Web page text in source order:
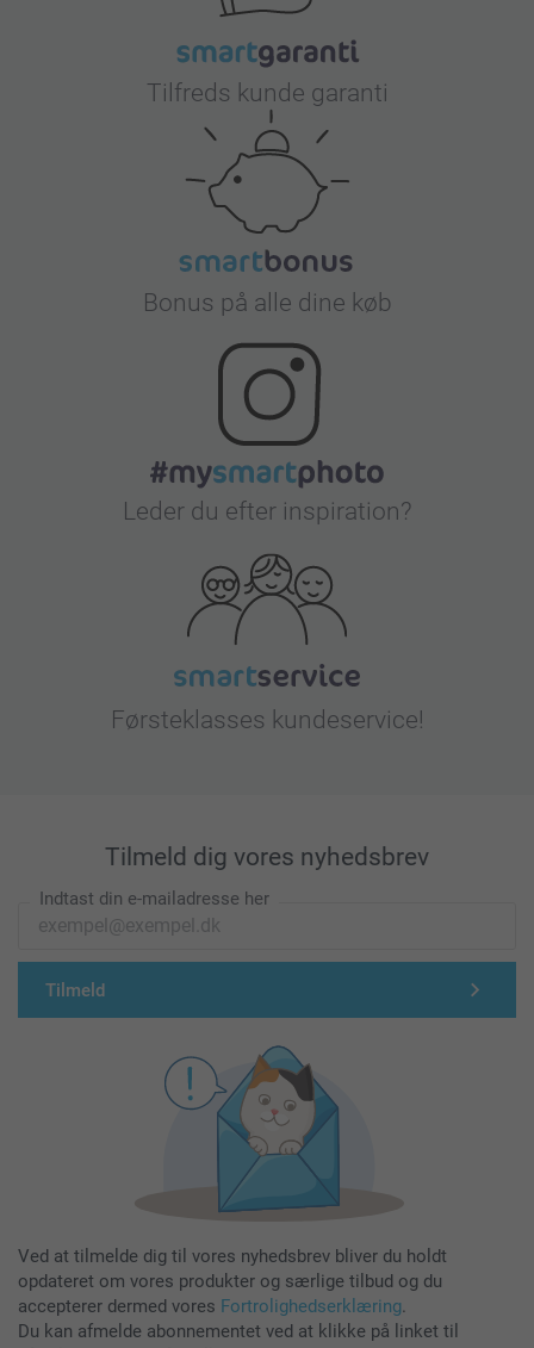
Tilfreds kunde garanti
Bonus på alle dine køb
Leder du efter inspiration?
Førsteklasses kundeservice!
Tilmeld dig vores nyhedsbrev
Indtast din e-mailadresse her
Tilmeld
Ved at tilmelde dig til vores nyhedsbrev bliver du holdt
opdateret om vores produkter og særlige tilbud og du
accepterer dermed vores Fortrolighedserklæring.
Du kan afmelde abonnementet ved at klikke på linket til